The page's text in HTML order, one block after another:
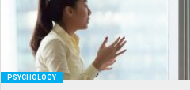
PSYCHOLOGY